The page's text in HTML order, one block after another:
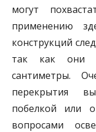
могут
применению
конструкций
так как они
сантиметры.
перекрытия
побелкой или
вопросами